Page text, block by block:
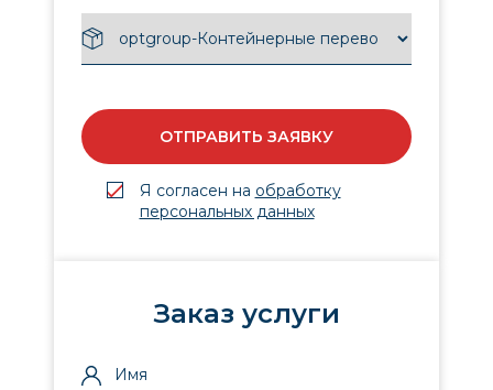
ОТПРАВИТЬ ЗАЯВКУ
Я согласен на обработку
персональных данных
Заказ услуги